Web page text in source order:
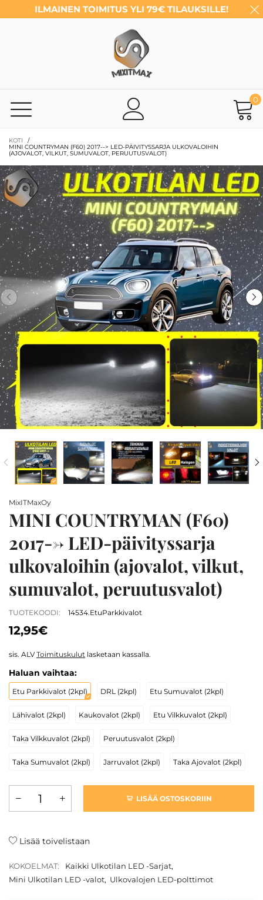
ILMAINEN TOIMITUS YLI 79€ TILAUKSILLE!
0
KOTI
/
MINI COUNTRYMAN (F60) 2017--> LED-PÄIVITYSSARJA ULKOVALOIHIN
(AJOVALOT, VILKUT, SUMUVALOT, PERUUTUSVALOT)
MixITMaxOy
MINI COUNTRYMAN (F60)
2017--> LED-päivityssarja
ulkovaloihin (ajovalot, vilkut,
sumuvalot, peruutusvalot)
TUOTEKOODI: 14534.EtuParkkivalot
12,95€
sis. ALVToimituskulut lasketaan kassalla.
Haluan vaihtaa:
Etu Parkkivalot (2kpl) DRL (2kpl) Etu Sumuvalot (2kpl)
Lähivalot (2kpl) Kaukovalot (2kpl) Etu Vilkkuvalot (2kpl)
Taka Vilkkuvalot (2kpl) Peruutusvalot (2kpl)
Taka Sumuvalot (2kpl) Jarruvalot (2kpl) Taka Ajovalot (2kpl)
LISÄÄ OSTOSKORIIN
Lisää toivelistaan
KOKOELMAT: Kaikki Ulkotilan LED -Sarjat,
Mini Ulkotilan LED -valot, Ulkovalojen LED-polttimot